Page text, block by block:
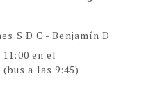
S.D C - Benjamín D
en el
a las 9:45)